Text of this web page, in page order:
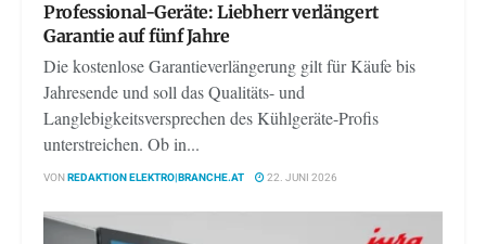
Professional-Geräte: Liebherr verlängert
Garantie auf fünf Jahre
Die kostenlose Garantieverlängerung gilt für Käufe bis
Jahresende und soll das Qualitäts- und
Langlebigkeitsversprechen des Kühlgeräte-Profis
unterstreichen. Ob in...
VONREDAKTION ELEKTRO|BRANCHE.AT 22. JUNI 2026